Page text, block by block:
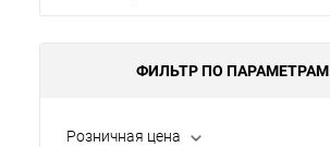
ФИЛЬТР ПО ПАРАМЕТРАМ
Розничная цена